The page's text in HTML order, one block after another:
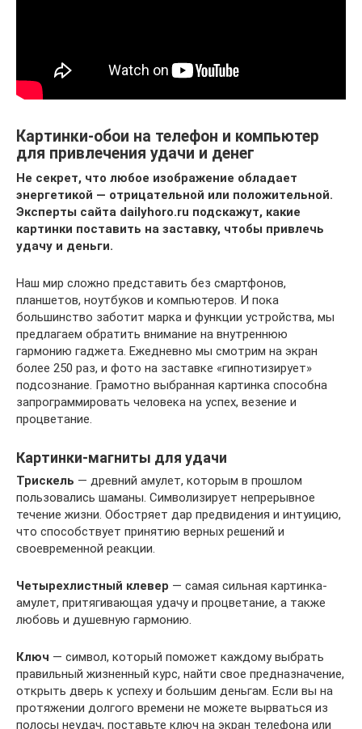
Картинки-обои на телефон и компьютер
для привлечения удачи и денег
Не секрет, что любое изображение обладает
энергетикой — отрицательной или положительной.
Эксперты сайта dailyhoro.ru подскажут, какие
картинки поставить на заставку, чтобы привлечь
удачу и деньги.
Наш мир сложно представить без смартфонов,
планшетов, ноутбуков и компьютеров. И пока
большинство заботит марка и функции устройства, мы
предлагаем обратить внимание на внутреннюю
гармонию гаджета. Ежедневно мы смотрим на экран
более 250 раз, и фото на заставке «гипнотизирует»
подсознание. Грамотно выбранная картинка способна
запрограммировать человека на успех, везение и
процветание.
Картинки-магниты для удачи
Трискель — древний амулет, которым в прошлом
пользовались шаманы. Символизирует непрерывное
течение жизни. Обостряет дар предвидения и интуицию,
что способствует принятию верных решений и
своевременной реакции.
Четырехлистный клевер — самая сильная картинка-
амулет, притягивающая удачу и процветание, а также
любовь и душевную гармонию.
Ключ — символ, который поможет каждому выбрать
правильный жизненный курс, найти свое предназначение,
открыть дверь к успеху и большим деньгам. Если вы на
протяжении долгого времени не можете вырваться из
полосы неудач, поставьте ключ на экран телефона или